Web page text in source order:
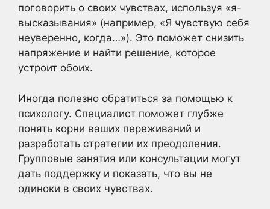
поговорить о своих чувствах, используя «я-
высказывания» (например, «Я чувствую себя
неуверенно, когда…»). Это поможет снизить
напряжение и найти решение, которое
устроит обоих.
Иногда полезно обратиться за помощью к
психологу. Специалист поможет глубже
понять корни ваших переживаний и
разработать стратегии их преодоления.
Групповые занятия или консультации могут
дать поддержку и показать, что вы не
одиноки в своих чувствах.